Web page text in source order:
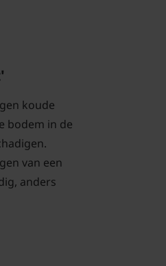
koude
bodem in de
van een
anders